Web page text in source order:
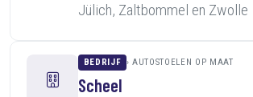
Jülich, Zaltbommel en Zwolle
BEDRIJF AUTOSTOELEN OP MAAT
Scheel